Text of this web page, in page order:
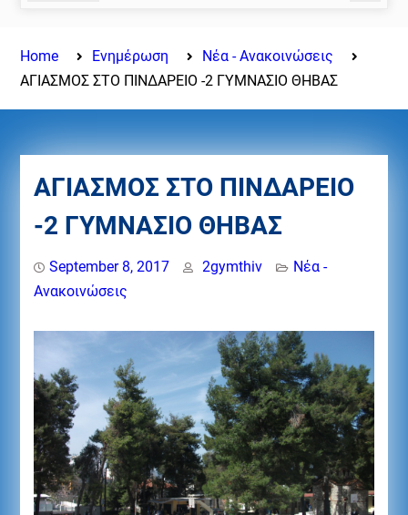
Home Ενημέρωση
Νέα - Ανακοινώσεις
ΑΓΙΑΣΜΟΣ ΣΤΟ ΠΙΝΔΑΡΕΙΟ -2 ΓΥΜΝΑΣΙΟ ΘΗΒΑΣ
ΑΓΙΑΣΜΟΣ ΣΤΟ ΠΙΝΔΑΡΕΙΟ
-2 ΓΥΜΝΑΣΙΟ ΘΗΒΑΣ
September 8, 2017 2gymthiv
Νέα -
Ανακοινώσεις